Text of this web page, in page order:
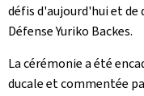
défis d'aujourd'hui et de
Défense Yuriko Backes.
La cérémonie a été
ducale et commentée